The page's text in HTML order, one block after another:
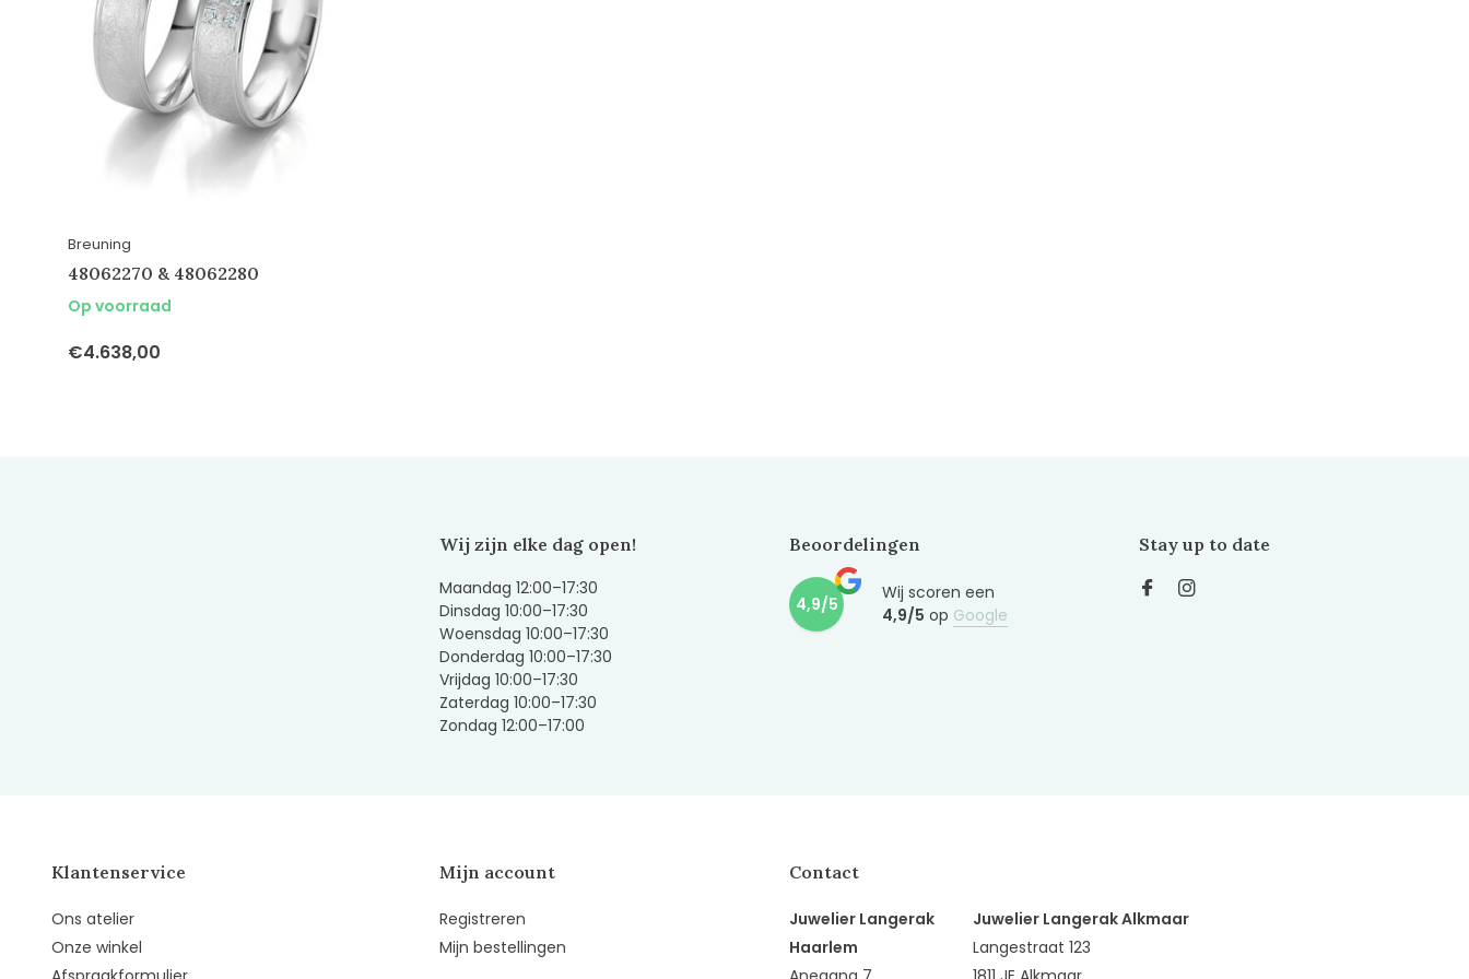
Breuning
48062270 & 48062280
Op voorraad
€4.638,00
Wij zijn elke dag open!
Maandag 12:00–17:30
Dinsdag 10:00–17:30
Woensdag 10:00–17:30
Donderdag 10:00–17:30
Vrijdag 10:00–17:30
Zaterdag 10:00–17:30
Zondag 12:00–17:00
Beoordelingen
4,9/5
Wij scoren een
4,9/5 op Google
Stay up to date
Klantenservice
Ons atelier
Onze winkel
Mijn account
Registreren
Mijn bestellingen
Contact
Juwelier Langerak
Haarlem
Juwelier Langerak Alkmaar
Langestraat 123